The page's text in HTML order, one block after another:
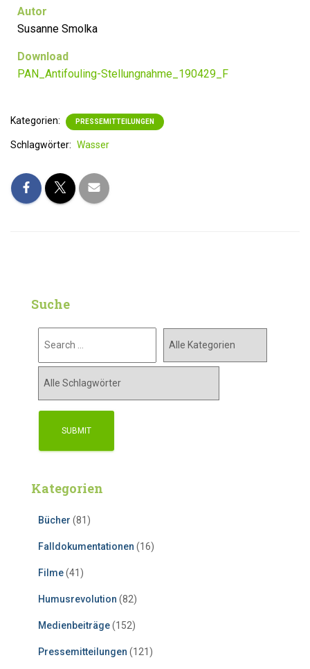
Autor
Susanne Smolka
Download
PAN_Antifouling-Stellungnahme_190429_F
Kategorien: PRESSEMITTEILUNGEN
Schlagwörter: Wasser
Suche
Kategorien
Bücher (81)
Falldokumentationen (16)
Filme(41)
Humusrevolution (82)
Medienbeiträge(152)
Pressemitteilungen (121)